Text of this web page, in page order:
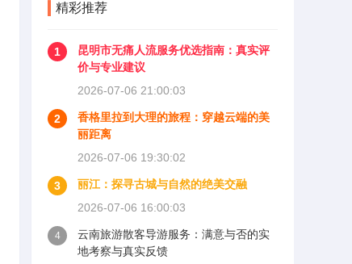
精彩推荐
1
昆明市无痛人流服务优选指南：真实评
价与专业建议
2026-07-06 21:00:03
2
香格里拉到大理的旅程：穿越云端的美
丽距离
2026-07-06 19:30:02
3
丽江：探寻古城与自然的绝美交融
2026-07-06 16:00:03
4
云南旅游散客导游服务：满意与否的实
地考察与真实反馈